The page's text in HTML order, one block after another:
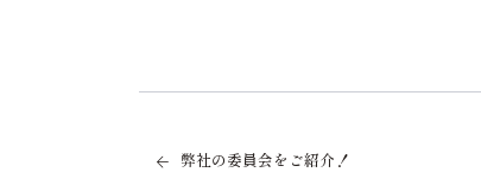
弊社の委員会をご紹介！